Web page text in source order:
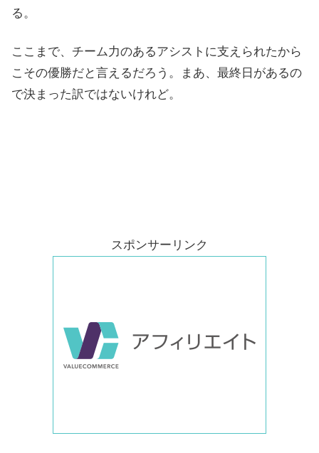
る。
ここまで、チーム力のあるアシストに支えられたから
こその優勝だと言えるだろう。まあ、最終日があるの
で決まった訳ではないけれど。
スポンサーリンク